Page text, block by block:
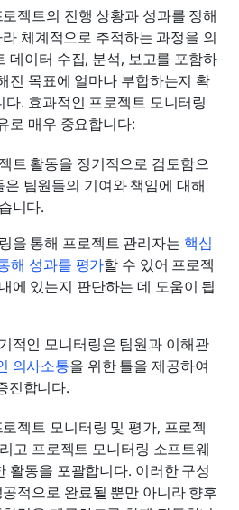
젝트의 진행 상황과 성과를 정해
체계적으로 추적하는 과정을 의
데이터 수집, 분석, 보고를 포함하
진 목표에 얼마나 부합하는지 확
. 효과적인 프로젝트 모니터링
로 매우 중요합니다:
트 활동을 정기적으로 검토함으
팀원들의 기여와 책임에 대해
니다.
을 통해 프로젝트 관리자는 핵심
해 성과를 평가할 수 있어 프로젝
에 있는지 판단하는 데 도움이 됩
적인 모니터링은 팀원과 이해관
의사소통을 위한 틀을 제공하여
진합니다.
젝트 모니터링 및 평가, 프로젝
고 프로젝트 모니터링 소프트웨
활동을 포괄합니다. 이러한 구성
적으로 완료될 뿐만 아니라 향후